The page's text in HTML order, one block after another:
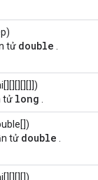
tử double
tử long
tử double